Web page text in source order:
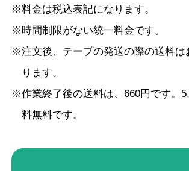
料金は税込表記になります。
時間制限がない統一料金です。
注文後、テープの発送の際の送料は
ります。
作業終了後の送料は、660円です。
料無料です。